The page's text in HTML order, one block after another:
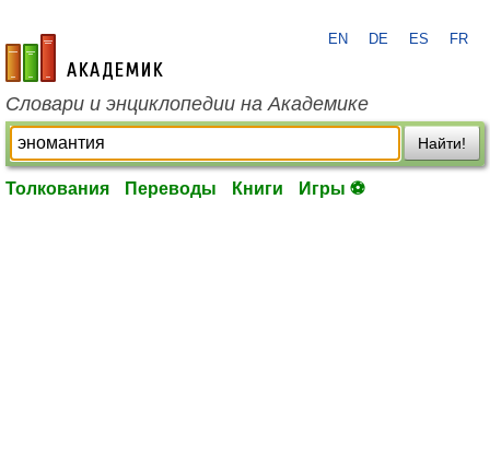
academic.ru
EN DE ES FR
Словари и энциклопедии на Академике
Найти!
Толкования Переводы Книги Игры ⚽